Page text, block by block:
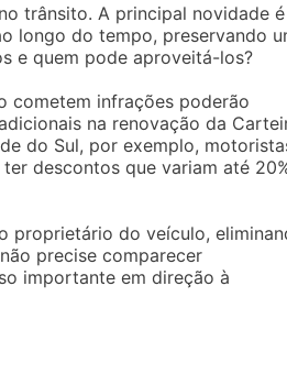
trânsito. A principal novidade é
longo do tempo, preservando
e quem pode aproveitá-los?
cometem infrações poderão
na renovação da
do Sul, por exemplo,
descontos que variam até
proprietário do veículo,
precise comparecer
importante em direção à